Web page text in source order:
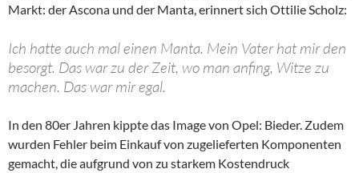
Markt: der Ascona und der Manta, erinnert sich Ottilie Scholz:
Ich hatte auch mal einen Manta. Mein Vater hat mir den
besorgt. Das war zu der Zeit, wo man anfing, Witze zu
machen. Das war mir egal.
In den 80er Jahren kippte das Image von Opel: Bieder. Zudem
wurden Fehler beim Einkauf von zugelieferten Komponenten
gemacht, die aufgrund von zu starkem Kostendruck